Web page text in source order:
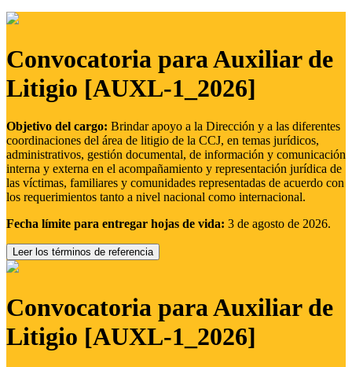
Convocatoria para Auxiliar de
Litigio [AUXL-1_2026]
Objetivo del cargo: Brindar apoyo a la Dirección y a las diferentes
coordinaciones del área de litigio de la CCJ, en temas jurídicos,
administrativos, gestión documental, de información y comunicación
interna y externa en el acompañamiento y representación jurídica de
las víctimas, familiares y comunidades representadas de acuerdo con
los requerimientos tanto a nivel nacional como internacional.
Fecha límite para entregar hojas de vida: 3 de agosto de 2026.
Leer los términos de referencia
Convocatoria para Auxiliar de
Litigio [AUXL-1_2026]